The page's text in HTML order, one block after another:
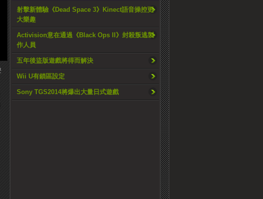
射擊新體驗《Dead Space 3》Kinect語音操控更
大樂趣
Activision意在通過《Black Ops II》封殺叛逃製
作人員
五年後盜版遊戲將得而解決
Wii U有鎖區設定
Sony TGS2014將爆出大量日式遊戲